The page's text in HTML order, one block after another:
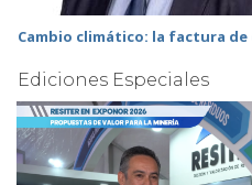
Cambio climático: la factura
Ediciones Especiales